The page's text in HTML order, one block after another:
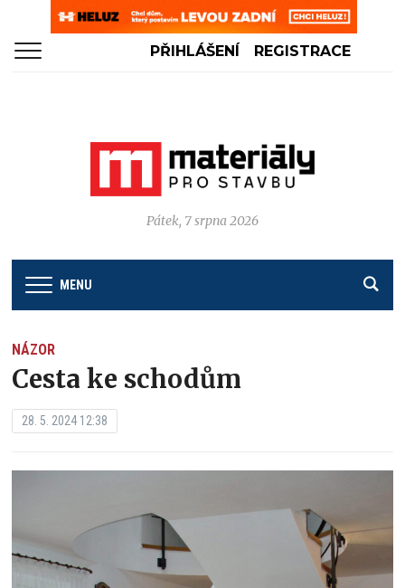
PŘIHLÁŠENÍ REGISTRACE
Pátek, 7 srpna 2026
MENU
NÁZOR
Cesta ke schodům
28. 5. 2024 12:38